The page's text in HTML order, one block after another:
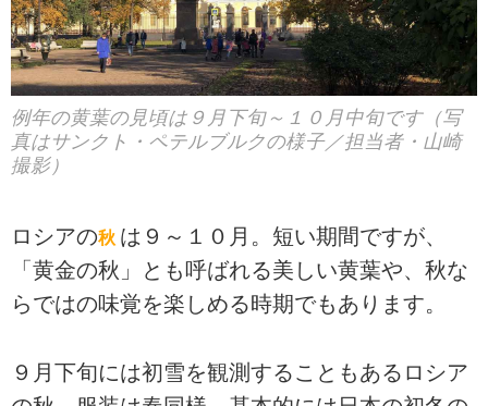
例年の黄葉の見頃は９月下旬～１０月中旬です（写
真はサンクト・ペテルブルクの様子／担当者・山崎
撮影）
ロシアの秋 は９～１０月。短い期間ですが、
「黄金の秋」とも呼ばれる美しい黄葉や、秋な
らではの味覚を楽しめる時期でもあります。
９月下旬には初雪を観測することもあるロシア